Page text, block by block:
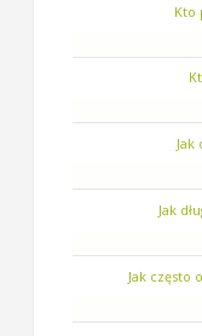
Kto
Jak
Jak
Jak często